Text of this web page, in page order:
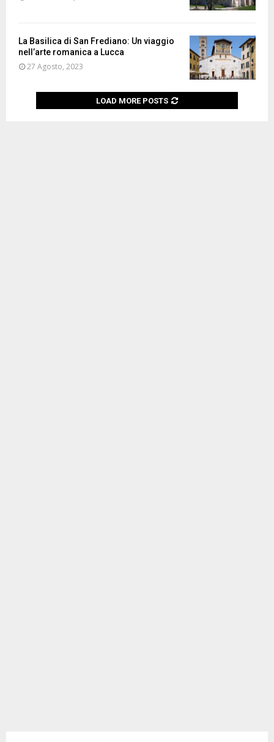
La Basilica di San Frediano: Un viaggio
nell’arte romanica a Lucca
27 Agosto, 2023
LOAD MORE POSTS